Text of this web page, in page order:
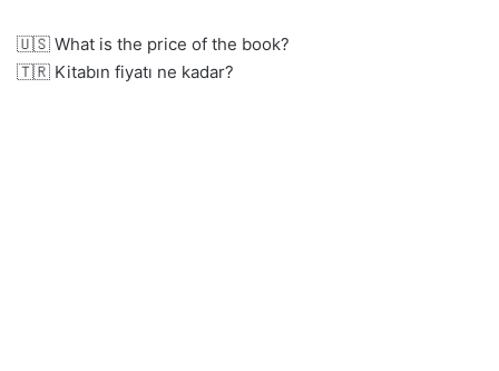
🇺🇸 What is the price of the book?
🇹🇷 Kitabın fiyatı ne kadar?